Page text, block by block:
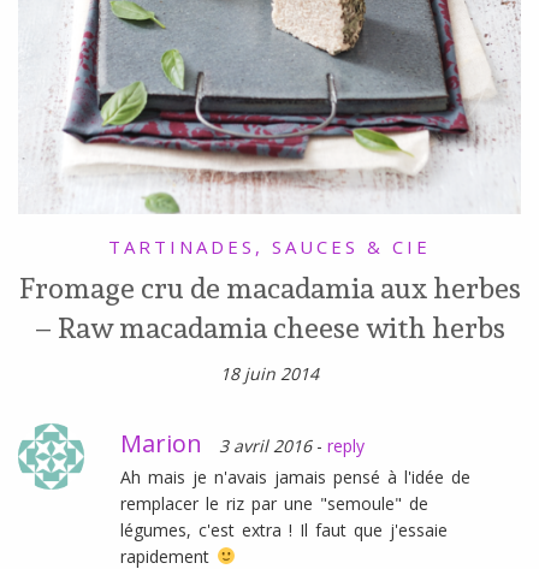
TARTINADES, SAUCES & CIE
Fromage cru de macadamia aux herbes
– Raw macadamia cheese with herbs
18 juin 2014
Marion 3 avril 2016 - reply
Ah mais je n'avais jamais pensé à l'idée de
remplacer le riz par une "semoule" de
légumes, c'est extra ! Il faut que j'essaie
rapidement